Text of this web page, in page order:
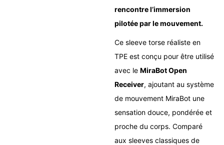
rencontre l’immersion
pilotée par le mouvement.
Ce sleeve torse réaliste en
TPE est conçu pour être utilisé
avec le MiraBot Open
Receiver, ajoutant au système
de mouvement MiraBot une
sensation douce, pondérée et
proche du corps. Comparé
aux sleeves classiques de